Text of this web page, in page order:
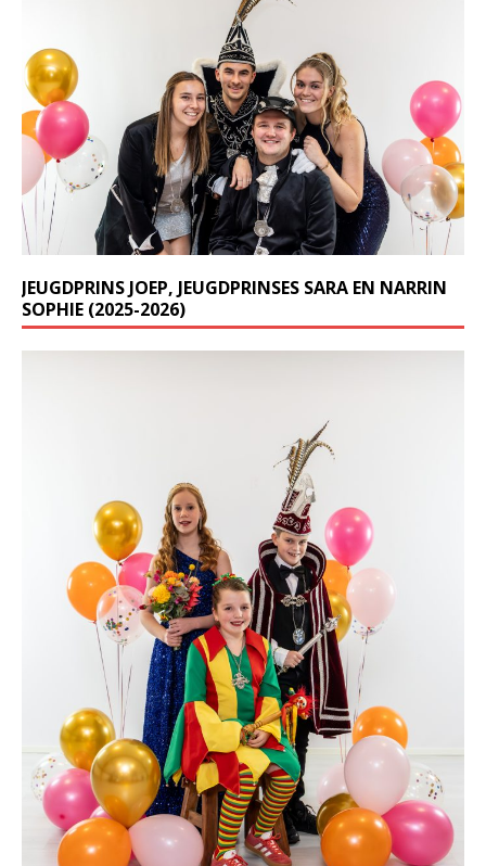
JEUGDPRINS JOEP, JEUGDPRINSES SARA EN NARRIN
SOPHIE (2025-2026)